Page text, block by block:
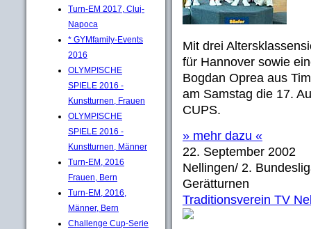
Turn-EM 2017, Cluj-
Napoca
* GYMfamily-Events
2016
OLYMPISCHE
SPIELE 2016 -
Kunstturnen, Frauen
OLYMPISCHE
SPIELE 2016 -
Kunstturnen, Männer
Turn-EM, 2016
Frauen, Bern
Turn-EM, 2016,
Männer, Bern
Challenge Cup-Serie
Mit drei
für Hannover sowie
Bogdan Oprea aus
am Samstag die 17.
CUPS.
» mehr dazu «
22. September 2002
Nellingen/ 2.
Gerätturnen
Traditionsverein TV